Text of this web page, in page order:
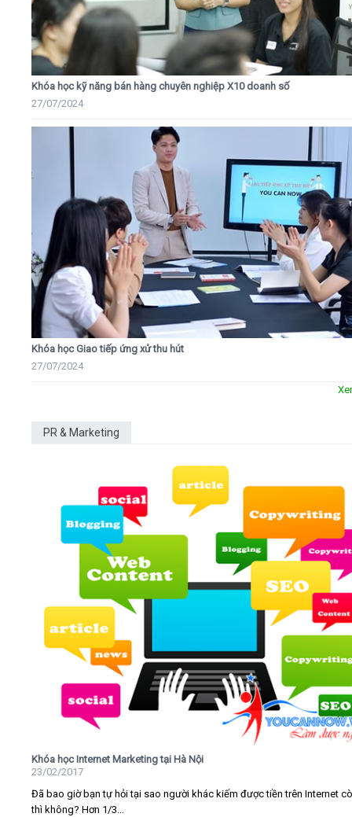
Khóa học kỹ năng bán hàng chuyên nghiệp X10 doanh số
27/07/2024
Khóa học Giao tiếp ứng xử thu hút
27/07/2024
PR & Marketing
Khóa học Internet Marketing tại Hà Nội
23/02/2017
Đã bao giờ bạn tự hỏi tại sao người khác kiếm được tiền trên Internet
thì không? Hơn 1/3...